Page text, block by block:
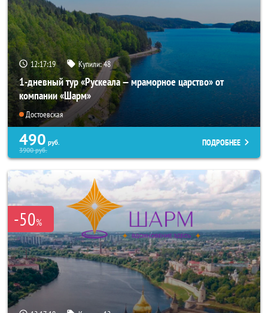
12:17:18 Купили:48
1-дневный тур «Рускеала — мраморное царство» от
компании «Шарм»
Достоевская
490 руб.
3900руб.
ПОДРОБНЕЕ
-50%